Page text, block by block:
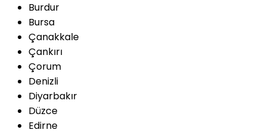
Burdur
Bursa
Çanakkale
Çankırı
Çorum
Denizli
Diyarbakır
Düzce
Edirne